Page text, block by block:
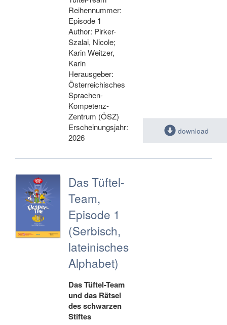
Reihennummer:
Episode 1
Author: Pirker-
Szalai, Nicole;
Karin Weitzer,
Karin
Herausgeber:
Österreichisches
Sprachen-
Kompetenz-
Zentrum (ÖSZ)
Erscheinungsjahr:
2026
download
Das Tüftel-
Team,
Episode 1
(Serbisch,
lateinisches
Alphabet)
Das Tüftel-Team
und das Rätsel
des schwarzen
Stiftes